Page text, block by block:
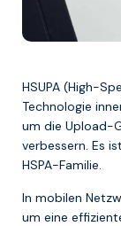
HSUPA (High-
Technologie
um die Upload-
verbessern. Es
HSPA-Familie.
In mobilen
um eine